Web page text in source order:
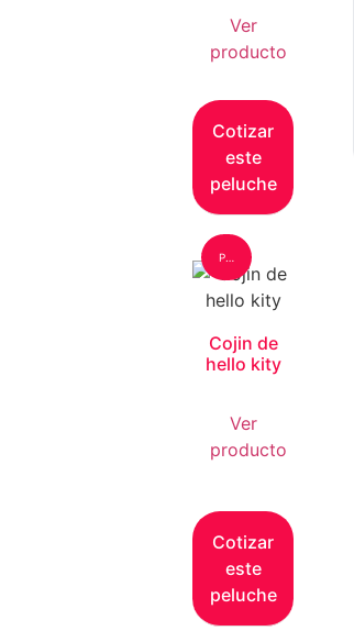
Ver
producto
Cotizar
este
peluche
Peluche: Grande
Cojin de
hello kity
Ver
producto
Cotizar
este
peluche